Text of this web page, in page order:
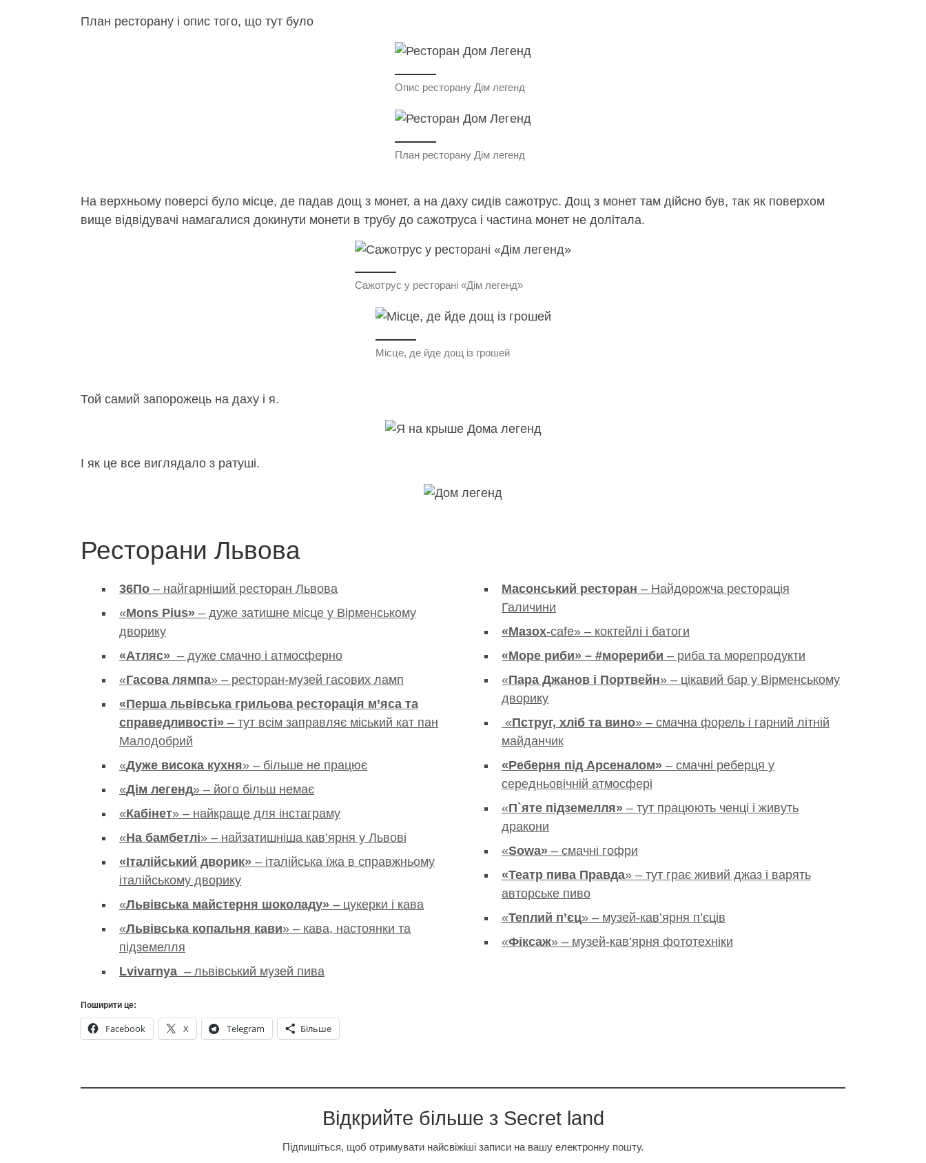
План ресторану і опис того, що тут було
Опис ресторану Дім легенд
План ресторану Дім легенд
На верхньому поверсі було місце, де падав дощ з монет, а на даху сидів сажотрус. Дощ з монет там дійсно був, так як поверхом
вище відвідувачі намагалися докинути монети в трубу до сажотруса і частина монет не долітала.
Сажотрус у ресторані «Дім легенд»
Місце, де йде дощ із грошей
Той самий запорожець на даху і я.
І як це все виглядало з ратуші.
Ресторани Львова
36По – найгарніший ресторан Львова
«Mons Pius» – дуже затишне місце у Вірменському
дворику
«Атляс» – дуже смачно і атмосферно
«Гасова лямпа» – ресторан-музей гасових ламп
«Перша львівська грильова ресторація м’яса та
справедливості» – тут всім заправляє міський кат пан
Малодобрий
«Дуже висока кухня» – більше не працює
«Дім легенд» – його більш немає
«Кабінет» – найкраще для інстаграму
«На бамбетлі» – найзатишніша кав’ярня у Львові
«Італійський дворик» – італійська їжа в справжньому
італійському дворику
«Львівська майстерня шоколаду» – цукерки і кава
«Львівська копальня кави» – кава, настоянки та
підземелля
Lvivarnya – львівський музей пива
Масонський ресторан – Найдорожча ресторація
Галичини
«Мазох-cafe» – коктейлі і батоги
«Море риби» – #морериби – риба та морепродукти
«Пара Джанов і Портвейн» – цікавий бар у Вірменському
дворику
«Пструг, хліб та вино» – смачна форель і гарний літній
майданчик
«Реберня під Арсеналом» – смачні реберця у
середньовічній атмосфері
«П`яте підземелля» – тут працюють ченці і живуть
дракони
«Sowa» – смачні гофри
«Театр пива Правда» – тут грає живий джаз і варять
авторське пиво
«Теплий п’єц» – музей-кав’ярня п’єців
«Фіксаж» – музей-кав’ярня фототехніки
Поширити це:
Facebook X Telegram Більше
Відкрийте більше з Secret land
Підпишіться, щоб отримувати найсвіжіші записи на вашу електронну пошту.